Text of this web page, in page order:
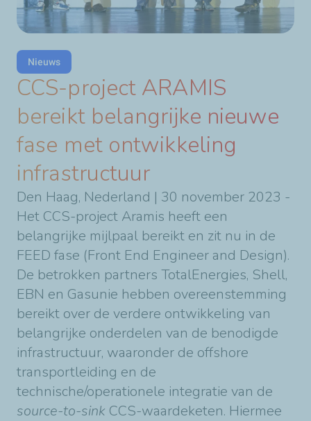
Nieuws
CCS-project ARAMIS
bereikt belangrijke nieuwe
fase met ontwikkeling
infrastructuur
Den Haag, Nederland | 30 november 2023 -
Het CCS-project Aramis heeft een
belangrijke mijlpaal bereikt en zit nu in de
FEED fase (Front End Engineer and Design).
De betrokken partners TotalEnergies, Shell,
EBN en Gasunie hebben overeenstemming
bereikt over de verdere ontwikkeling van
belangrijke onderdelen van de benodigde
infrastructuur, waaronder de offshore
transportleiding en de
technische/operationele integratie van de
source-to-sink CCS-waardeketen. Hiermee